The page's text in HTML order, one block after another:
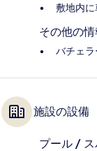
敷地内
その他の情
バチェ
施設の設備
プール / ス